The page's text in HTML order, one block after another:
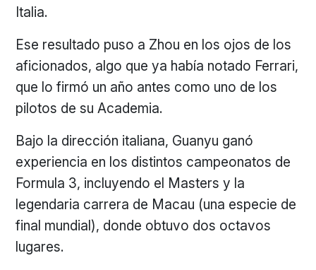
Italia.
Ese resultado puso a Zhou en los ojos de los
aficionados, algo que ya había notado Ferrari,
que lo firmó un año antes como uno de los
pilotos de su Academia.
Bajo la dirección italiana, Guanyu ganó
experiencia en los distintos campeonatos de
Formula 3, incluyendo el Masters y la
legendaria carrera de Macau (una especie de
final mundial), donde obtuvo dos octavos
lugares.